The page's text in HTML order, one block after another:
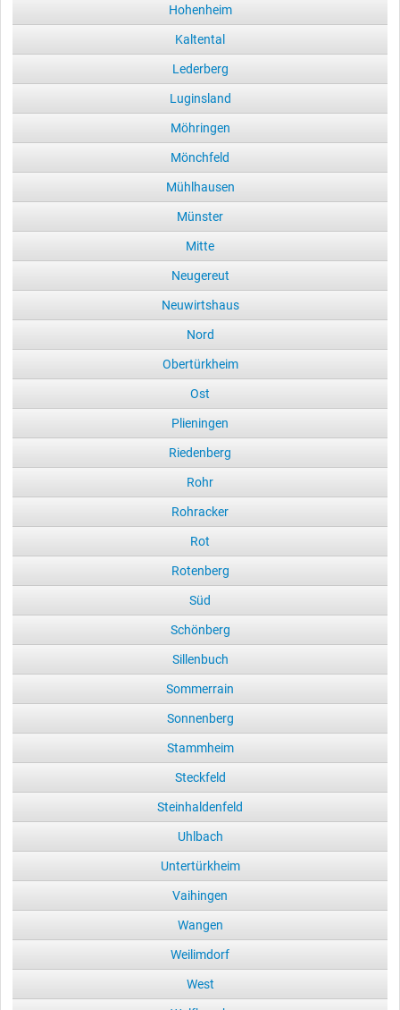
Hohenheim
Kaltental
Lederberg
Luginsland
Möhringen
Mönchfeld
Mühlhausen
Münster
Mitte
Neugereut
Neuwirtshaus
Nord
Obertürkheim
Ost
Plieningen
Riedenberg
Rohr
Rohracker
Rot
Rotenberg
Süd
Schönberg
Sillenbuch
Sommerrain
Sonnenberg
Stammheim
Steckfeld
Steinhaldenfeld
Uhlbach
Untertürkheim
Vaihingen
Wangen
Weilimdorf
West